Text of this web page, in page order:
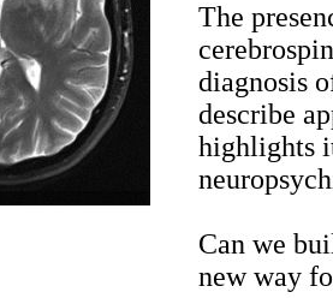
The
diagnosis
describe
highlights
Can we
new way